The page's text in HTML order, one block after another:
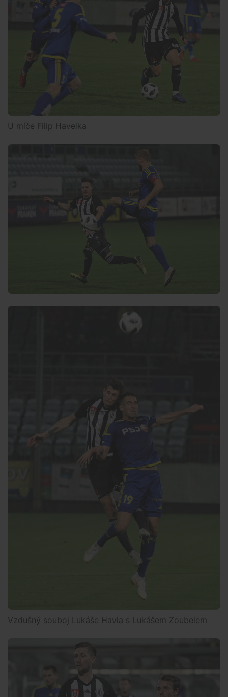
U míče Filip Havelka
Vzdušný souboj Lukáše Havla s Lukášem Zoubelem